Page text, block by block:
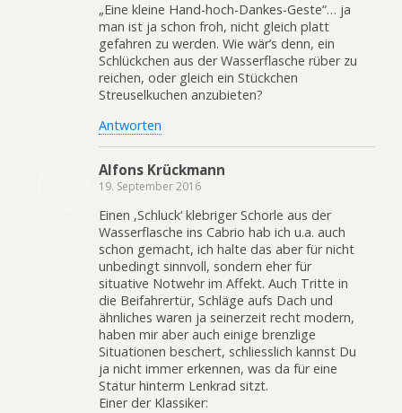
„Eine kleine Hand-hoch-Dankes-Geste“… ja
man ist ja schon froh, nicht gleich platt
gefahren zu werden. Wie wär’s denn, ein
Schlückchen aus der Wasserflasche rüber zu
reichen, oder gleich ein Stückchen
Streuselkuchen anzubieten?
Antworten
Alfons Krückmann
19. September 2016
Einen ‚Schluck‘ klebriger Schorle aus der
Wasserflasche ins Cabrio hab ich u.a. auch
schon gemacht, ich halte das aber für nicht
unbedingt sinnvoll, sondern eher für
situative Notwehr im Affekt. Auch Tritte in
die Beifahrertür, Schläge aufs Dach und
ähnliches waren ja seinerzeit recht modern,
haben mir aber auch einige brenzlige
Situationen beschert, schliesslich kannst Du
ja nicht immer erkennen, was da für eine
Statur hinterm Lenkrad sitzt.
Einer der Klassiker: